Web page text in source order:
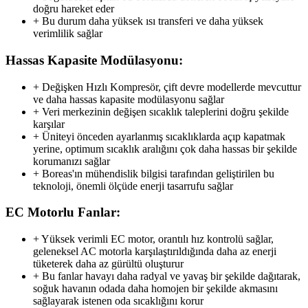
doğru hareket eder
+ Bu durum daha yüksek ısı transferi ve daha yüksek
verimlilik sağlar
Hassas Kapasite Modülasyonu:
+ Değişken Hızlı Kompresör, çift devre modellerde mevcuttur
ve daha hassas kapasite modülasyonu sağlar
+ Veri merkezinin değişen sıcaklık taleplerini doğru şekilde
karşılar
+ Üniteyi önceden ayarlanmış sıcaklıklarda açıp kapatmak
yerine, optimum sıcaklık aralığını çok daha hassas bir şekilde
korumanızı sağlar
+ Boreas'ın mühendislik bilgisi tarafından geliştirilen bu
teknoloji, önemli ölçüde enerji tasarrufu sağlar
EC Motorlu Fanlar:
+ Yüksek verimli EC motor, orantılı hız kontrolü sağlar,
geleneksel AC motorla karşılaştırıldığında daha az enerji
tüketerek daha az gürültü oluşturur
+ Bu fanlar havayı daha radyal ve yavaş bir şekilde dağıtarak,
soğuk havanın odada daha homojen bir şekilde akmasını
sağlayarak istenen oda sıcaklığını korur